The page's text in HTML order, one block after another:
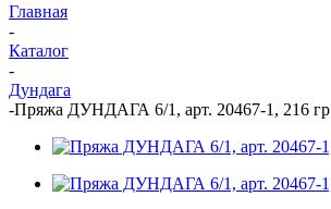
Главная
-
Каталог
-
Дундага
-Пряжа ДУНДАГА 6/1, арт. 20467-1, 216 гр